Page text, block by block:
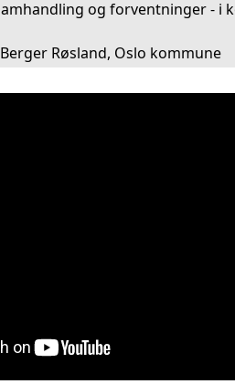
og forventninger - i
Røsland, Oslo kommune